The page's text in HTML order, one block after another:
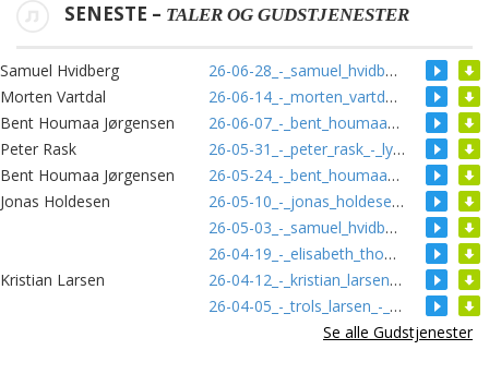
SENESTE – TALER OG GUDSTJENESTER
Samuel Hvidberg 26-06-28_-_samuel_hvidberg_-_inderlig_kaerlighed.mp3 []
[]
Morten Vartdal
26-06-14_-_morten_vartdal_-_jesu_budskab_til_laodikea_og_os_.mp3 []
[]
Bent Houmaa Jørgensen
26-06-07_-_bent_houmaa_-_et_sundt_forhold_til_penge_og_ejendom.mp3 []
[]
Peter Rask
26-05-31_-_peter_rask_-_lydig_tro.mp3 []
[]
Bent Houmaa Jørgensen
26-05-24_-_bent_houmaa_-_helligaanden_goer_forskellen.mp3 []
[]
Jonas Holdesen
26-05-10_-_jonas_holdesen_-_liv_og_vaekst.mp3 []
[]
26-05-03_-_samuel_hvidberg_-efter_paskemorgen_ud_af_graven_i_bade_sejre_og_nederlag_.mp3
[]
[]
26-04-19_-_elisabeth_thomas_malene_-_personer_der_moder_jesus.mp3
[]
[]
Kristian Larsen
26-04-12_-_kristian_larsen_-_familiegudstjeneste.mp3 []
[]
26-04-05_-_trols_larsen_-_opstandelsen_og_mere_til.mp3
[]
[]
Se alle Gudstjenester